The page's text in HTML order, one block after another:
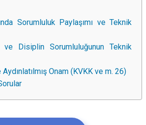
Sorumluluk Paylaşımı ve Teknik
ve Disiplin Sorumluluğunun Teknik
Onam (KVKK ve m. 26)